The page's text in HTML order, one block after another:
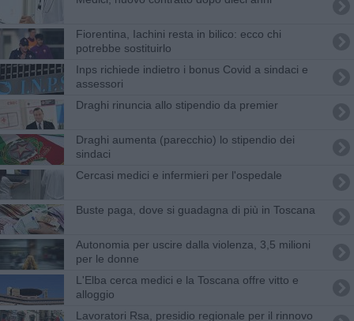
​Fiorentina, Iachini resta in bilico: ecco chi
potrebbe sostituirlo
Inps richiede indietro i bonus Covid a sindaci e
assessori
Draghi rinuncia allo stipendio da premier
Draghi aumenta (parecchio) lo stipendio dei
sindaci
Cercasi medici e infermieri per l'ospedale
Buste paga, dove si guadagna di più in Toscana
Autonomia per uscire dalla violenza, 3,5 milioni
per le donne
L'Elba cerca medici e la Toscana offre vitto e
alloggio
Lavoratori Rsa, presidio regionale per il rinnovo